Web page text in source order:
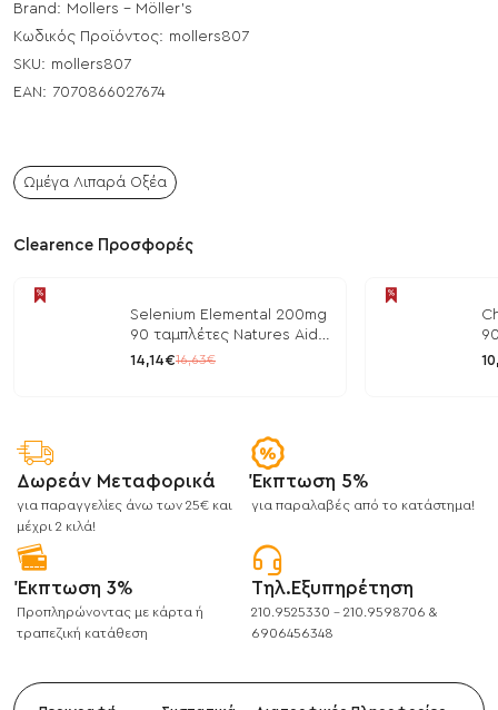
Brand: Mollers - Möller’s
Κωδικός Προϊόντος: mollers807
SKU: mollers807
EAN: 7070866027674
Ωμέγα Λιπαρά Οξέα
Clearence Προσφορές
Selenium Elemental 200mg
90 ταμπλέτες Natures Aid
/ Μέταλλα
14,14€16,63€
/
Δωρεάν Μεταφορικά
για παραγγελίες άνω των 25€ και
μέχρι 2 κιλά!
Έκπτωση 5%
για παραλαβές από το κατάστημα!
Έκπτωση 3%
Προπληρώνοντας με κάρτα ή
τραπεζική κατάθεση
Τηλ.Εξυπηρέτηση
210.9525330 - 210.9598706 &
6906456348